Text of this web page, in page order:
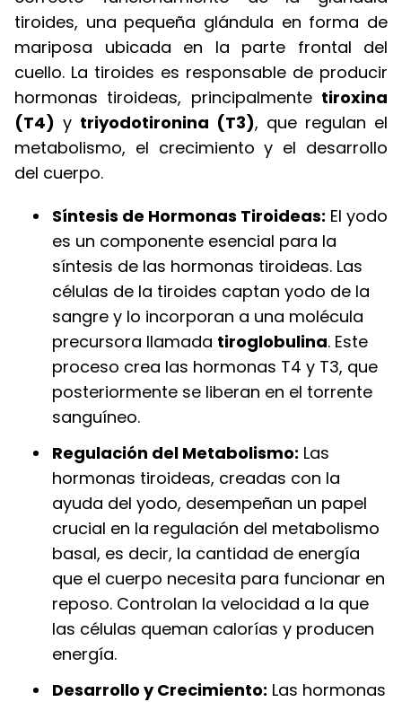
tiroides, una pequeña glándula en forma de
mariposa ubicada en la parte frontal del
cuello. La tiroides es responsable de producir
hormonas tiroideas, principalmente tiroxina
(T4) y triyodotironina (T3), que regulan el
metabolismo, el crecimiento y el desarrollo
del cuerpo.
Síntesis de Hormonas Tiroideas: El yodo
es un componente esencial para la
síntesis de las hormonas tiroideas. Las
células de la tiroides captan yodo de la
sangre y lo incorporan a una molécula
precursora llamada tiroglobulina. Este
proceso crea las hormonas T4 y T3, que
posteriormente se liberan en el torrente
sanguíneo.
Regulación del Metabolismo: Las
hormonas tiroideas, creadas con la
ayuda del yodo, desempeñan un papel
crucial en la regulación del metabolismo
basal, es decir, la cantidad de energía
que el cuerpo necesita para funcionar en
reposo. Controlan la velocidad a la que
las células queman calorías y producen
energía.
Desarrollo y Crecimiento: Las hormonas